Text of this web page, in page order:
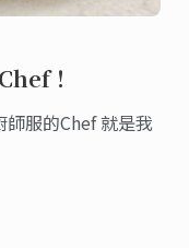
！
服的Chef 就是我